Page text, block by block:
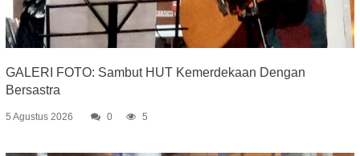
GALERI FOTO: Sambut HUT Kemerdekaan Dengan
Bersastra
5 Agustus 2026 0 5